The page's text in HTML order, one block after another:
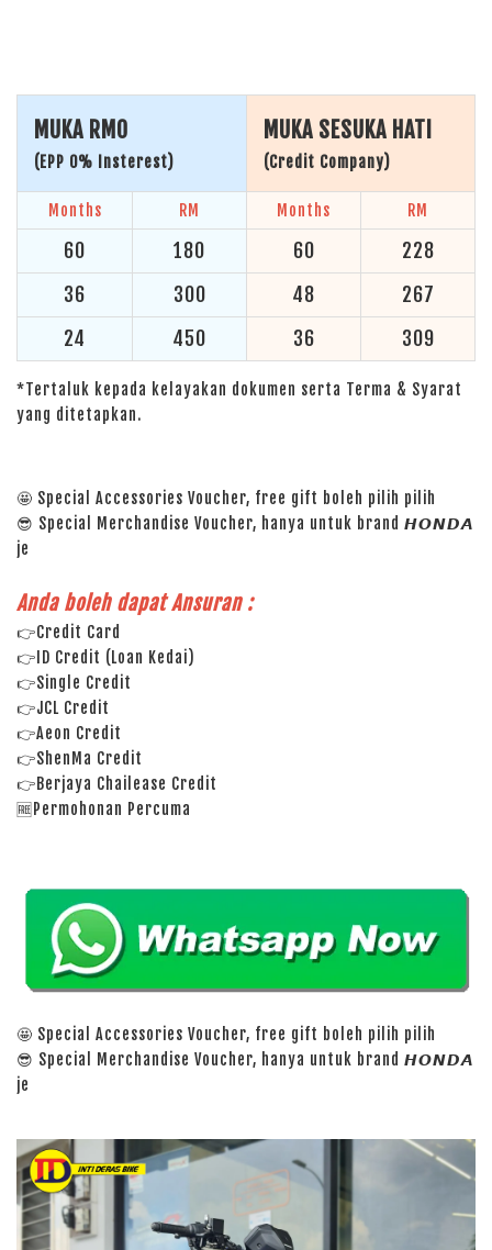
MUKA RM0
(EPP 0% Insterest)
MUKA SESUKA HATI
(Credit Company)
Months RM Months RM
60 180 60
228
36
300 48
267
24
450 36 309
*Tertaluk kepada kelayakan dokumen serta Terma & Syarat
yang ditetapkan.
🤩 Special Accessories Voucher, free gift boleh pilih pilih
😎 Special Merchandise Voucher, hanya untuk brand 𝙃𝙊𝙉𝘿𝘼
je
Anda boleh dapat Ansuran :
👉Credit Card
👉ID Credit (Loan Kedai)
👉Single Credit
👉JCL Credit
👉Aeon Credit
👉ShenMa Credit
👉Berjaya Chailease Credit
🆓Permohonan Percuma
🤩 Special Accessories Voucher, free gift boleh pilih pilih
😎 Special Merchandise Voucher, hanya untuk brand 𝙃𝙊𝙉𝘿𝘼
je